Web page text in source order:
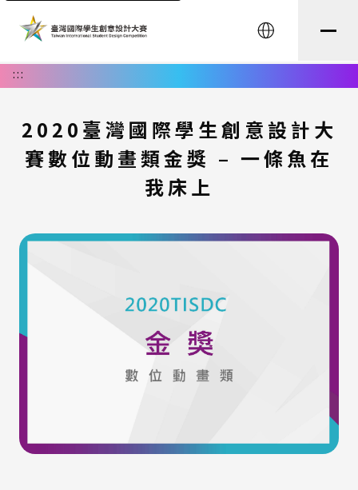
English
:::
2020臺灣國際學生創意設計大
賽數位動畫類金獎 – 一條魚在
我床上